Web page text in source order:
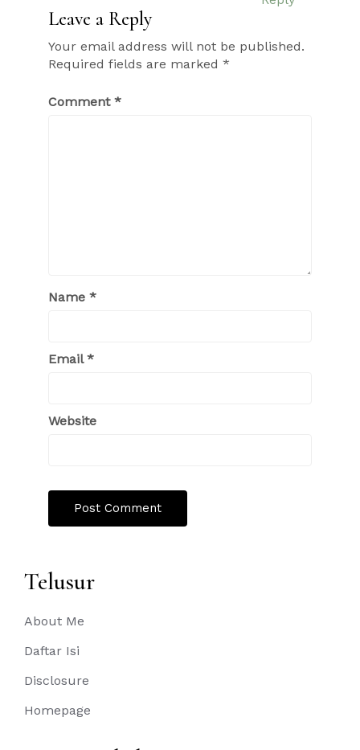
Leave a Reply
Your email address will not be published.
Required fields are marked *
Comment *
Name *
Email*
Website
Telusur
About Me
Daftar Isi
Disclosure
Homepage